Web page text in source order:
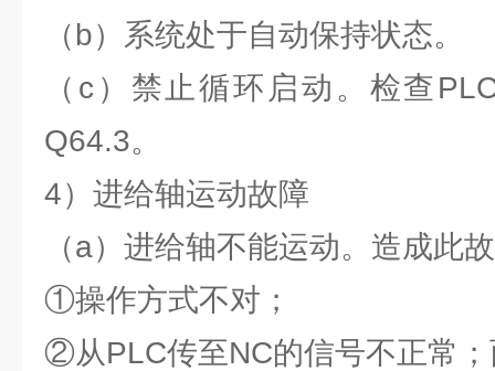
（b）系统处于自动保持状态。
（c）禁止循环启动。检查
Q64.3。
4）进给轴运动故障
（a）进给轴不能运动。造成此
①操作方式不对；
②从PLC传至NC的信号不正常